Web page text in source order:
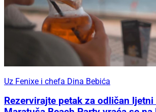
Uz Fenixe i chefa Dina Bebića
Rezervirajte petak za odličan